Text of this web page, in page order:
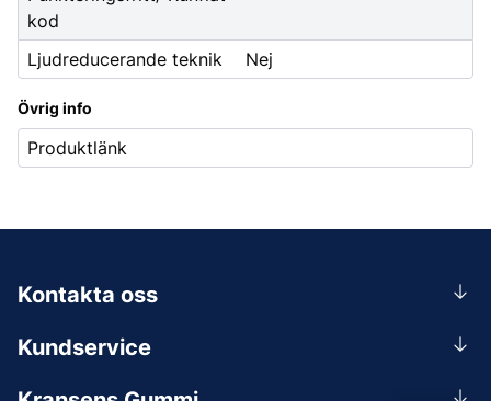
kod
Ljudreducerande teknik
Nej
Övrig info
Produktlänk
Kundservice
Kontakta oss
0156-409 00
Mån-Tors 07.30-16:30, Fre 07.30-15.00.
Lunchstängt 12:00-12:30